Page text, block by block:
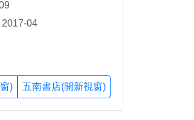
04
) 五南書店(開新視窗)